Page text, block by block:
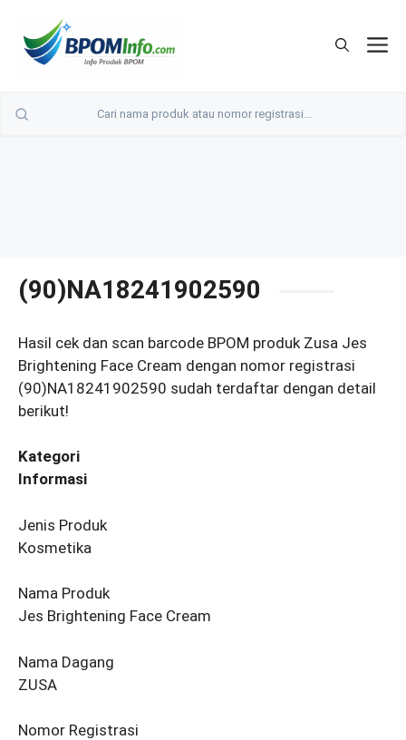
(90)NA18241902590
Hasil cek dan scan barcode BPOM produk Zusa Jes
Brightening Face Cream dengan nomor registrasi
(90)NA18241902590 sudah terdaftar dengan detail
berikut!
Kategori
Informasi
Jenis Produk
Kosmetika
Nama Produk
Jes Brightening Face Cream
Nama Dagang
ZUSA
Nomor Registrasi